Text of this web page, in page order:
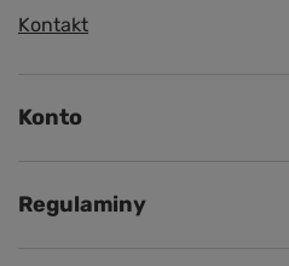
Kontakt
Konto
Regulaminy